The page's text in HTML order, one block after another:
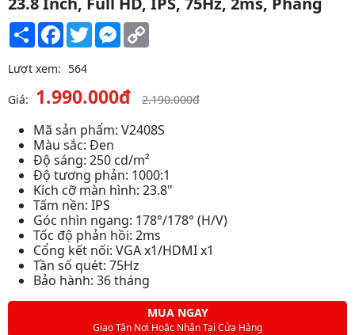
Share Facebook
TwitterMessenger
Lượt xem: 564
Giá: 1.990.000đ 2.190.000đ
Mã sản phẩm: V2408S
Màu sắc: Đen
Độ sáng: 250 cd/m²
Độ tương phản: 1000:1
Kích cỡ màn hình: 23.8"
Tấm nền: IPS
Góc nhìn ngang: 178°/178° (H/V)
Tốc độ phản hồi: 2ms
Cổng kết nối: VGA x1/HDMI x1
Tần số quét: 75Hz
Bảo hành: 36 tháng
MUA NGAY
Giao Tận Nơi Hoặc Nhận Tại Cửa Hàng